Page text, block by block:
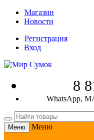
Магазин
Новости
Регистрация
Вход
8
WhatsApp,
Меню Меню